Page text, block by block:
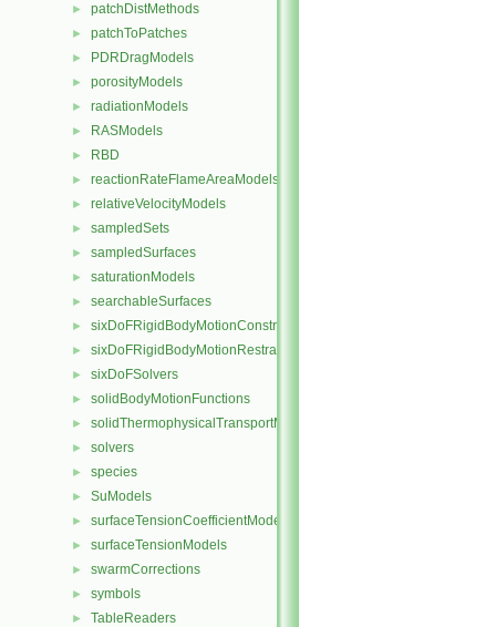
► patchDistMethods
► patchToPatches
► PDRDragModels
► porosityModels
► radiationModels
► RASModels
► RBD
► reactionRateFlameAreaModels
► relativeVelocityModels
► sampledSets
► sampledSurfaces
► saturationModels
► searchableSurfaces
► sixDoFRigidBodyMotionConstraints
► sixDoFRigidBodyMotionRestraints
► sixDoFSolvers
► solidBodyMotionFunctions
► solidThermophysicalTransportModels
► solvers
► species
► SuModels
► surfaceTensionCoefficientModels
► surfaceTensionModels
► swarmCorrections
► symbols
► TableReaders